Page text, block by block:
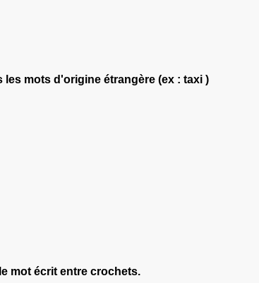
les mots d'origine étrangère (ex : taxi )
mot écrit entre crochets.